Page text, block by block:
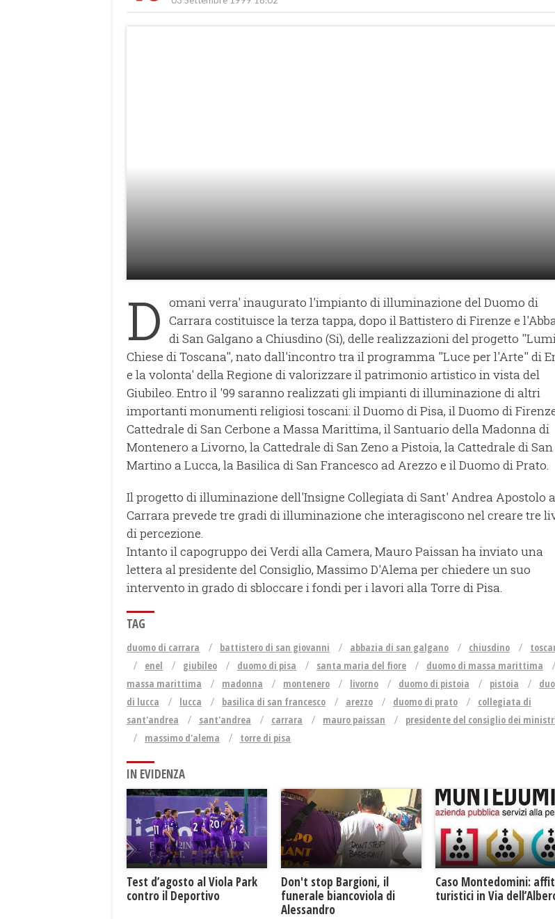
D omani verra' inaugurato l'impianto di illuminazione del Duomo di
Carrara costituisce la terza tappa, dopo il Battistero di Firenze e
di San Galgano a Chiusdino (Si), delle realizzazioni del progetto
Chiese di Toscana'', nato dall'incontro tra il programma ''Luce per l'Arte'' di
e la volonta' della Regione di valorizzare il patrimonio artistico in vista del
Giubileo. Entro il '99 saranno realizzati gli impianti di illuminazione di altri
importanti monumenti religiosi toscani: il Duomo di Pisa, il Duomo di
Cattedrale di San Cerbone a Massa Marittima, il Santuario della Madonna di
Montenero a Livorno, la Cattedrale di San Zeno a Pistoia, la Cattedrale di San
Martino a Lucca, la Basilica di San Francesco ad Arezzo e il Duomo di Prato.
Il progetto di illuminazione dell'Insigne Collegiata di Sant' Andrea Apostolo a
Carrara prevede tre gradi di illuminazione che interagiscono nel creare tre
di percezione.
Intanto il capogruppo dei Verdi alla Camera, Mauro Paissan ha inviato una
lettera al presidente del Consiglio, Massimo D'Alema per chiedere un suo
intervento in grado di sbloccare i fondi per i lavori alla Torre di Pisa.
TAG
duomo di carrara battistero di san giovanni abbazia di san galgano chiusdino
enel
giubileo duomo di pisa santa maria del fiore
duomo di massa marittima
massa marittima
madonna montenero livorno duomo di pistoia pistoia
di lucca
lucca basilica di san francesco arezzo duomo di prato
collegiata di
sant'andrea
sant'andrea carrara mauro paissan
presidente del consiglio dei
massimo d'alema
torre di pisa
IN EVIDENZA
Test d’agosto al Viola Park
contro il Deportivo
Don't stop Bargioni, il
funerale biancoviola di
Alessandro
Caso Montedomini:
turistici in Via